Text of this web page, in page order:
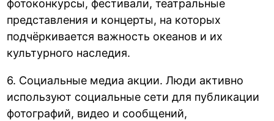
фотоконкурсы, фестивали, театральные
представления и концерты, на которых
подчёркивается важность океанов и их
культурного наследия.
6. Социальные медиа акции. Люди активно
используют социальные сети для публикации
фотографий, видео и сообщений,